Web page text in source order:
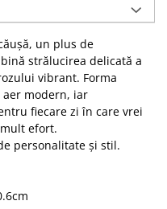
un plus de
strălucirea delicată a
vibrant. Forma
modern, iar
fiecare zi în care vrei
efort.
personalitate și stil.